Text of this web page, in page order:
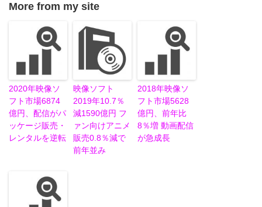
More from my site
2020年映像ソ
フト市場6874
億円、配信がパ
ッケージ販売・
レンタルを逆転
映像ソフト
2019年10.7％
減1590億円 フ
ァン向けアニメ
販売0.8％減で
前年並み
2018年映像ソ
フト市場5628
億円、前年比
8％増 動画配信
が急成長